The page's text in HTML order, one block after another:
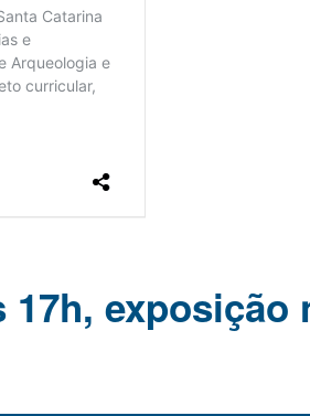
17h, exposição